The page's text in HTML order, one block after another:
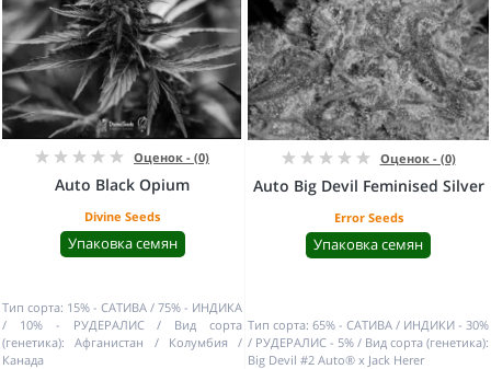
Оценок - (0)
Auto Black Opium
Divine Seeds
Упаковка семян
Тип сорта: 15% - САТИВА / 75% - ИНДИКА
/ 10% - РУДЕРАЛИС
Вид сорта
(генетика):
Афганистан / Колумбия /
Канада
Оценок - (0)
Auto Big Devil Feminised Silver
Error Seeds
Упаковка семян
Тип сорта: 65% - САТИВА / ИНДИКИ - 30%
/ РУДЕРАЛИС - 5%
Вид сорта (генетика):
Big Devil #2 Auto® x Jack Herer